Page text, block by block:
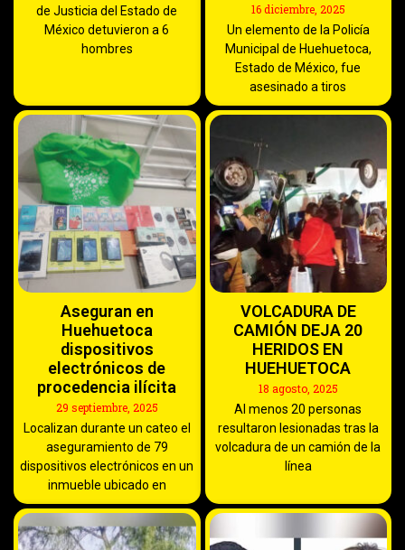
de Justicia del Estado de
México detuvieron a 6
hombres
16 diciembre, 2025
Un elemento de la Policía
Municipal de Huehuetoca,
Estado de México, fue
asesinado a tiros
Aseguran en
Huehuetoca
dispositivos
electrónicos de
procedencia ilícita
29 septiembre, 2025
Localizan durante un cateo el
aseguramiento de 79
dispositivos electrónicos en un
inmueble ubicado en
VOLCADURA DE
CAMIÓN DEJA 20
HERIDOS EN
HUEHUETOCA
18 agosto, 2025
Al menos 20 personas
resultaron lesionadas tras la
volcadura de un camión de la
línea